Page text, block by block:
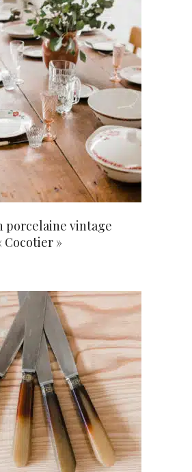
AU PANIER
porcelaine vintage
Cocotier »
AU PANIER